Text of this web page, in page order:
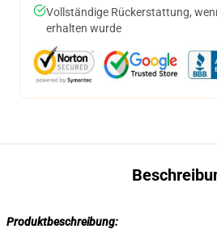
Vollständige Rückerstattung,
erhalten wurde
Produktbeschreibung: